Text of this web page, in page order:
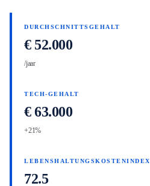
DURCHSCHNITTSGEHALT
€ 52.000
/jaar
TECH-GEHALT
€ 63.000
+21%
LEBENSHALTUNGSKOSTENINDEX
72.5